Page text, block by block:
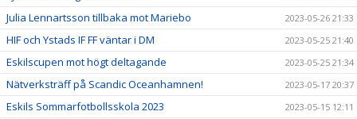
Julia Lennartsson tillbaka mot Mariebo 2023-05-26 21:33
HIF och Ystads IF FF väntar i DM 2023-05-25 21:40
Eskilscupen mot högt deltagande 2023-05-25 21:34
Nätverksträff på Scandic Oceanhamnen! 2023-05-17 20:37
Eskils Sommarfotbollsskola 2023 2023-05-15 12:11